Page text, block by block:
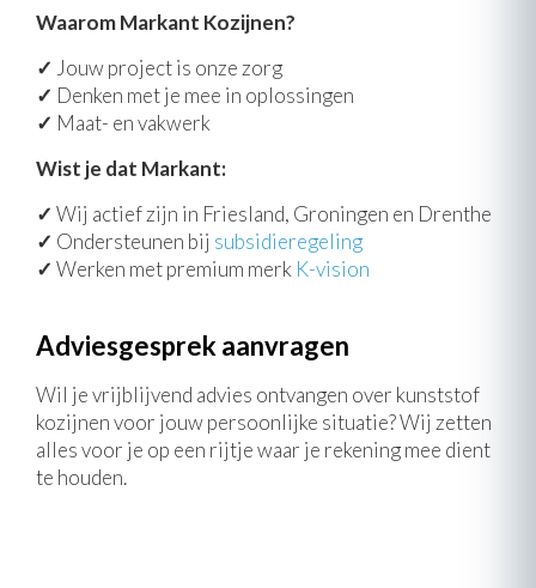
Waarom Markant Kozijnen?
✓ Jouw project is onze zorg
✓ Denken met je mee in oplossingen
✓ Maat- en vakwerk
Wist je dat Markant:
✓ Wij actief zijn in Friesland, Groningen en Drenthe
✓ Ondersteunen bij subsidieregeling
✓ Werken met premium merk K-vision
Adviesgesprek aanvragen
Wil je vrijblijvend advies ontvangen over kunststof
kozijnen voor jouw persoonlijke situatie? Wij zetten
alles voor je op een rijtje waar je rekening mee dient
te houden.